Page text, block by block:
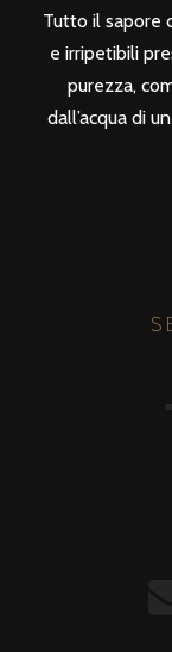
Tutto il sapore
e irripetibili
purezza,
dall’acqua di